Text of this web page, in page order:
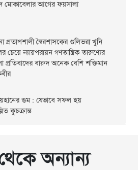
মোকাবেলার আগের ফয়সালা
প্রতাপশালী স্বৈরশাসকের গুলিভরা খুনি
চেয়ে ন্যায়পরায়ন গণতান্ত্রিক তারুণ্যের
প্রতিবাদের বারুদ অনেক বেশি শক্তিমান
গুম : যেভাবে সফল হয়
কুচক্রান্ত
থেকে অন্যান্য